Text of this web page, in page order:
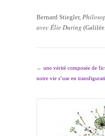
Bernard Stiegler,
avec Élie During
← une vérité composée de
notre vie s’use en